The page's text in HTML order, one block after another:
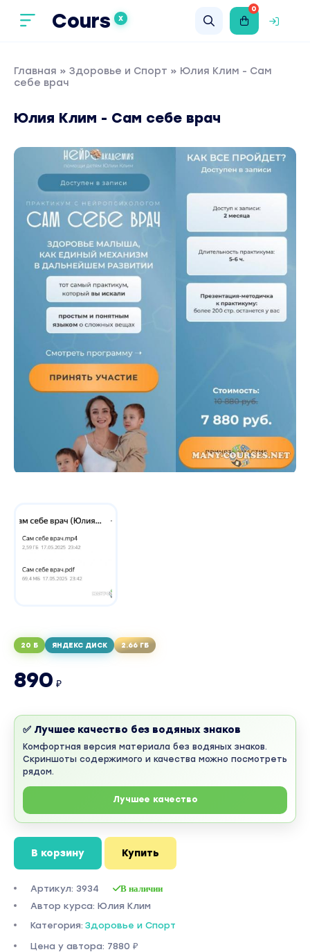
Cours X
0
Главная » Здоровье и Спорт » Юлия Клим - Сам
себе врач
Юлия Клим - Сам себе врач
20 Б ЯНДЕКС ДИСК 2.66 ГБ
890 ₽
✅ Лучшее качество без водяных знаков
Комфортная версия материала без водяных знаков.
Скриншоты содержимого и качества можно посмотреть
рядом.
Лучшее качество
В корзину Купить
Артикул: 3934 В наличии
Автор курса: Юлия Клим
Категория: Здоровье и Спорт
Цена у автора: 7880 ₽